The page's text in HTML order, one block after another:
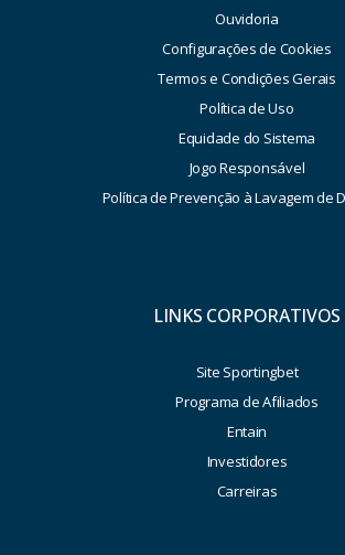
Ouvidoria
Configurações de Cookies
Termos e Condições Gerais
Política de Uso
Equidade do Sistema
Jogo Responsável
Política de Prevenção à Lavagem de
LINKS CORPORATIVOS
Site Sportingbet
Programa de Afiliados
Entain
Investidores
Carreiras